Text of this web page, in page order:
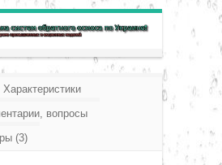
соединения, клапана,
и фурнитура
Характеристики
вопросы
(3)